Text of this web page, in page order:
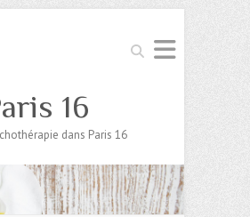
Search
16
dans Paris 16